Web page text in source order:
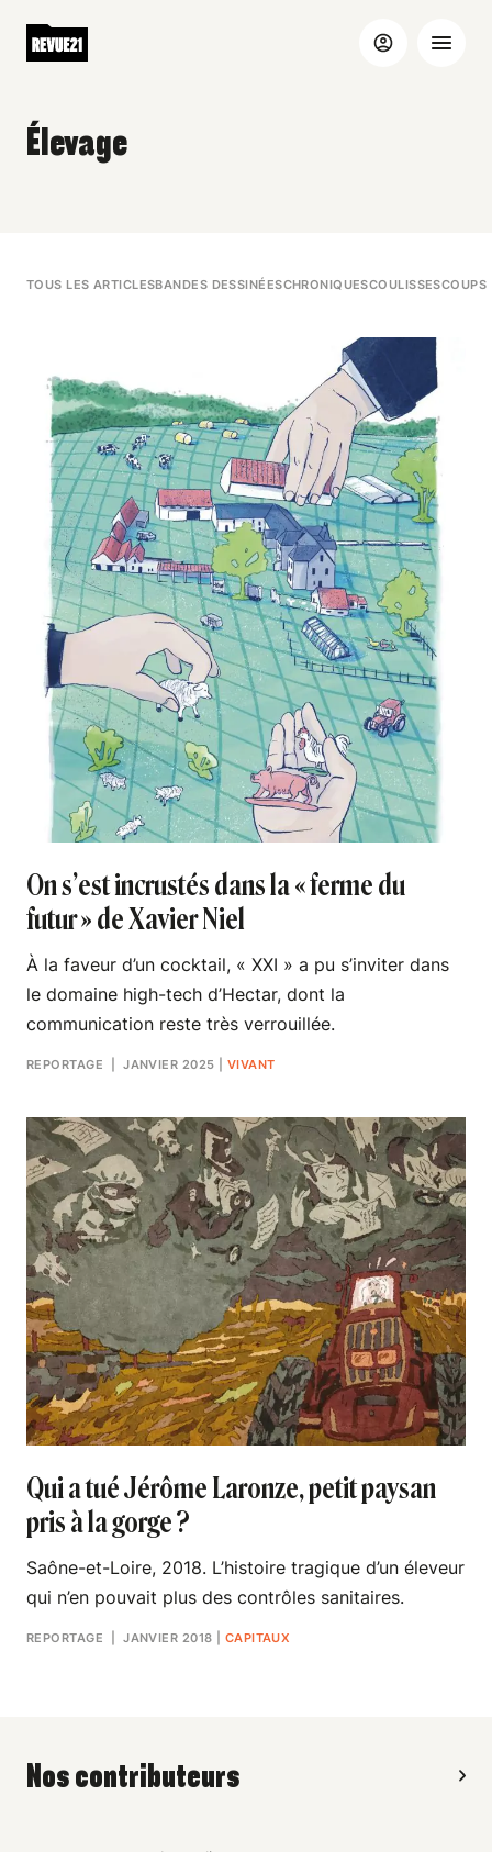
Élevage
TOUS LES ARTICLESBANDES DESSINÉESCHRONIQUESCOULISSESCOUPS
On s’est incrustés dans la « ferme du
futur » de Xavier Niel
À la faveur d’un cocktail, « XXI » a pu s’inviter dans
le domaine high-tech d’Hectar, dont la
communication reste très verrouillée.
REPORTAGE | JANVIER 2025 VIVANT
Qui a tué Jérôme Laronze, petit paysan
pris à la gorge ?
Saône-et-Loire, 2018. L’histoire tragique d’un éleveur
qui n’en pouvait plus des contrôles sanitaires.
REPORTAGE | JANVIER 2018 CAPITAUX
Nos contributeurs